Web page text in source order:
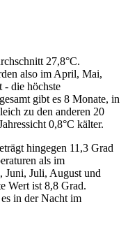
27,8°C.
also im April, Mai,
- die höchste
gibt es 8 Monate, in
zu den anderen 20
0,8°C kälter.
hingegen 11,3 Grad
als im
Juni, Juli, August und
Wert ist 8,8 Grad.
in der Nacht im